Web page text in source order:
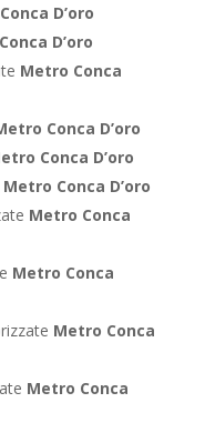
D’oro
D’oro
Metro Conca
Conca D’oro
Conca D’oro
Metro Conca D’oro
Metro Conca
Metro Conca
Metro Conca
Metro Conca